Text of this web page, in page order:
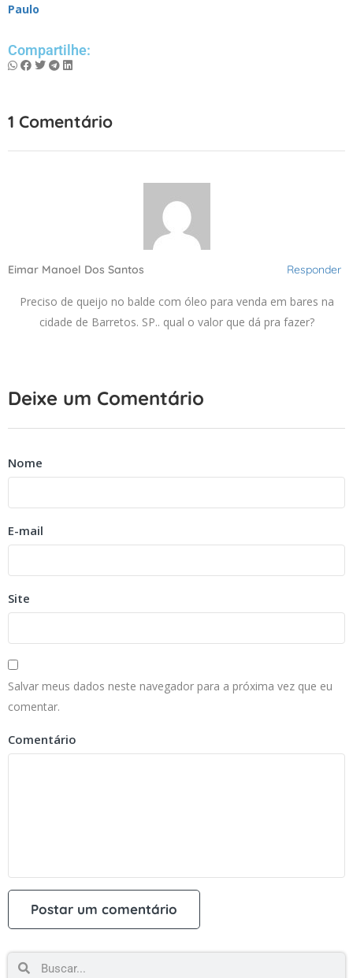
Paulo
Compartilhe:
1 Comentário
Eimar Manoel Dos Santos Responder
Preciso de queijo no balde com óleo para venda em bares na
cidade de Barretos. SP.. qual o valor que dá pra fazer?
Deixe um Comentário
Nome
E-mail
Site
Salvar meus dados neste navegador para a próxima vez que eu
comentar.
Comentário